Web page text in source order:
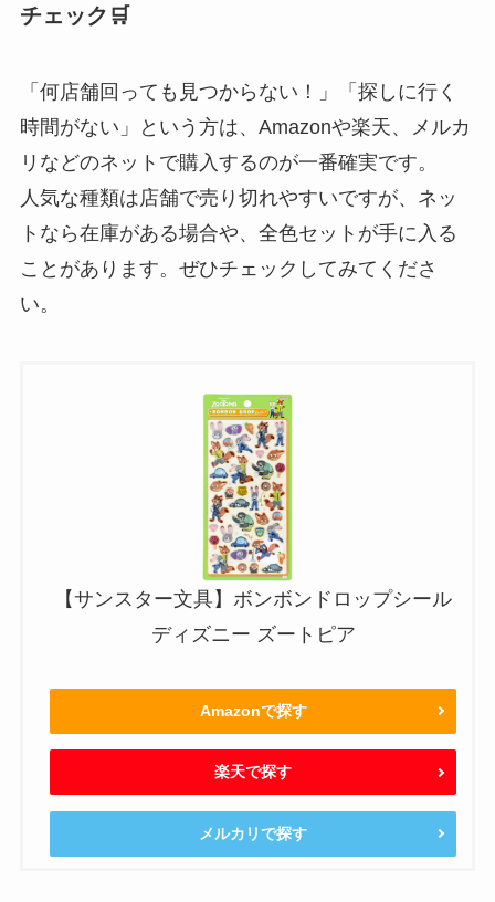
チェック🛒
「何店舗回っても見つからない！」「探しに行く
時間がない」という方は、Amazonや楽天、メルカ
リなどのネットで購入するのが一番確実です。
人気な種類は店舗で売り切れやすいですが、ネッ
トなら在庫がある場合や、全色セットが手に入る
ことがあります。ぜひチェックしてみてくださ
い。
【サンスター文具】ボンボンドロップシール
ディズニー ズートピア
Amazonで探す
楽天で探す
メルカリで探す